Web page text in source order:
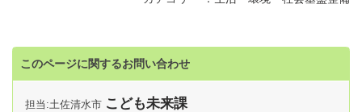
このページに関するお問い合わせ
担当:土佐清水市 こども未来課